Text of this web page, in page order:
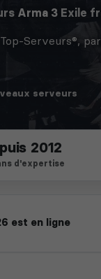
Arma 3 Exile
Serveurs®,
serveurs
2012
d'expertise
est en ligne